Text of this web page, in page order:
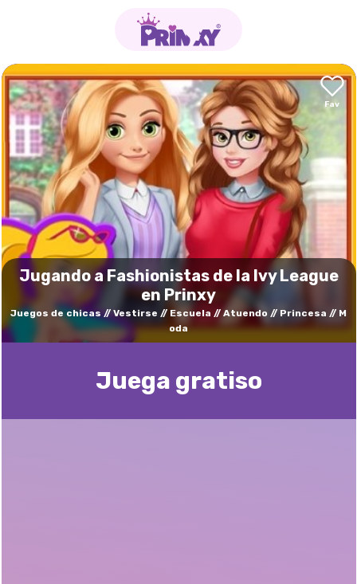
Jugando a Fashionistas de la Ivy League
en Prinxy
Juegos de chicas Vestirse Escuela Atuendo Princesa
M
oda
Juega gratisо